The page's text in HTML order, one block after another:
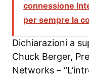
connessione
per sempre la
Dichiarazioni a
Chuck Berger,
Networks –